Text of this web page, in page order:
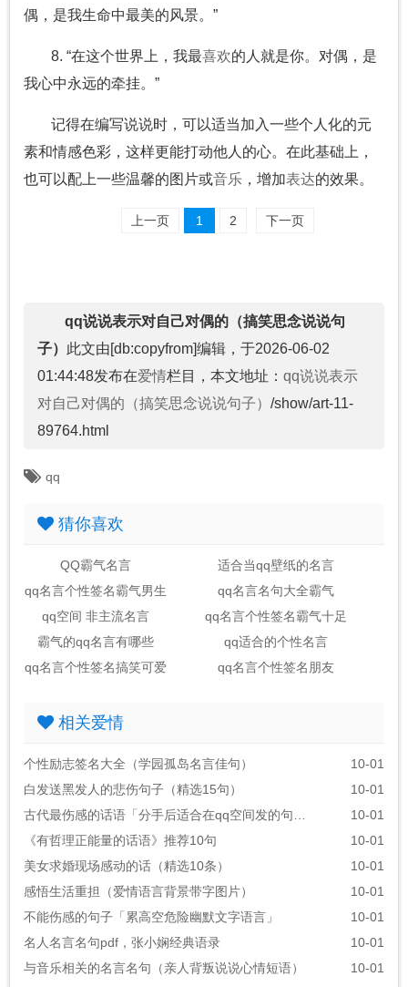
偶，是我生命中最美的风景。”
8. “在这个世界上，我最喜欢的人就是你。对偶，是
我心中永远的牵挂。”
记得在编写说说时，可以适当加入一些个人化的元
素和情感色彩，这样更能打动他人的心。在此基础上，
也可以配上一些温馨的图片或音乐 ，增加表达的效果。
上一页 1 2 下一页
qq说说表示对自己对偶的（搞笑思念说说句
子） 此文由[db:copyfrom]编辑，于2026-06-02
01:44:48发布在爱情栏目，本文地址： qq说说表示
对自己对偶的（搞笑思念说说句子） /show/art-11-
89764.html
qq
猜你喜欢
QQ霸气名言
适合当qq壁纸的名言
qq名言个性签名霸气男生
qq名言名句大全霸气
qq空间 非主流名言
qq名言个性签名霸气十足
霸气的qq名言有哪些
qq适合的个性名言
qq名言个性签名搞笑可爱
qq名言个性签名朋友
相关爱情
个性励志签名大全（学园孤岛名言佳句）
10-01
白发送黑发人的悲伤句子（精选15句）
10-01
10-01
《有哲理正能量的话语》推荐10句
10-01
美女求婚现场感动的话（精选10条）
10-01
感悟生活重担（爱情语言背景带字图片）
10-01
不能伤感的句子「累高空危险幽默文字语言」
10-01
名人名言名句pdf，张小娴经典语录
10-01
与音乐相关的名言名句（亲人背叛说说心情短语）
10-01